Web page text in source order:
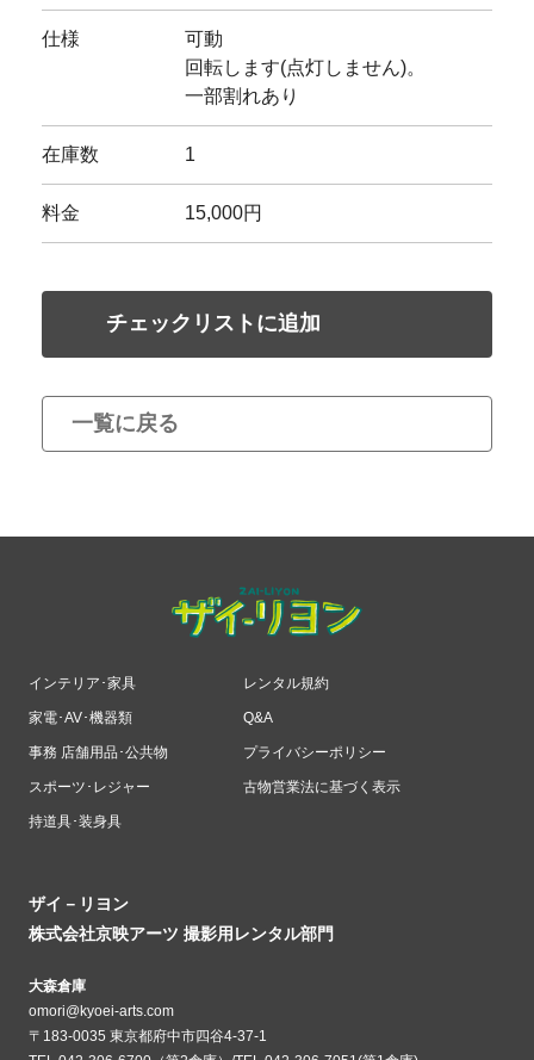
仕様
可動
回転します(点灯しません)。
一部割れあり
在庫数 1
料金 15,000円
チェックリストに追加
一覧に戻る
インテリア･家具
家電･AV･機器類
事務 店舗用品･公共物
スポーツ･レジャー
持道具･装身具
レンタル規約
Q&A
プライバシーポリシー
古物営業法に基づく表示
ザイ－リヨン
株式会社京映アーツ 撮影用レンタル部門
大森倉庫
omori@kyoei-arts.com
〒183-0035 東京都府中市四谷4-37-1